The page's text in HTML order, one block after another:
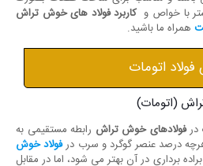
با خواص وکاربرد فولاد های خوش تراش
همراه ما باشید.
اتومات
(اتومات)
درفولادهای خوش تراش رابطه مستقیمی به
درصد عنصر گوگرد و سرب درفولاد خوش
برداری در آن بهتر می شود، اما در مقابل